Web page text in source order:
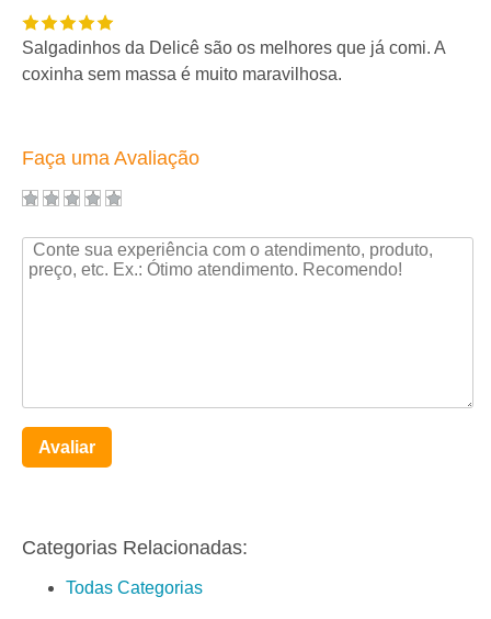
Salgadinhos da Delicê são os melhores que já comi. A
coxinha sem massa é muito maravilhosa.
Faça uma Avaliação
Avaliar
Categorias Relacionadas:
Todas Categorias